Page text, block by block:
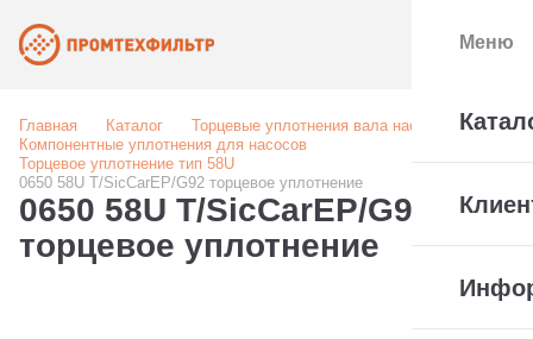
Главная Каталог
Торцевые уплотнения вала насоса
Компонентные уплотнения для насосов
Торцевое уплотнение тип 58U
0650 58U T/SicCarEP/G92 торцевое уплотнение
0650 58U T/SicCarEP/G92
торцевое уплотнение
Меню